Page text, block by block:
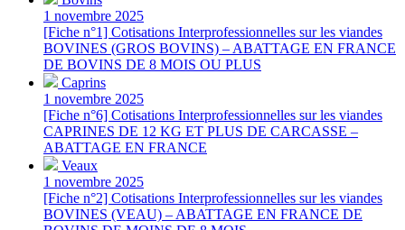
1 novembre 2025
[Fiche n°1] Cotisations Interprofessionnelles sur les viandes
BOVINES (GROS BOVINS) – ABATTAGE EN FRANCE
DE BOVINS DE 8 MOIS OU PLUS
Caprins
1 novembre 2025
[Fiche n°6] Cotisations Interprofessionnelles sur les viandes
CAPRINES DE 12 KG ET PLUS DE CARCASSE –
ABATTAGE EN FRANCE
Veaux
1 novembre 2025
[Fiche n°2] Cotisations Interprofessionnelles sur les viandes
BOVINES (VEAU) – ABATTAGE EN FRANCE DE